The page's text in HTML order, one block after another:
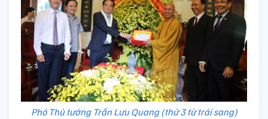
Phó Thủ tướng Trần Lưu Quang (thứ 3 từ trái sang)